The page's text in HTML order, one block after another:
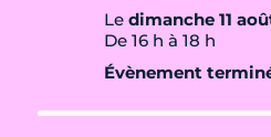
Le dimanche 11
De 16 h à 18 h
Évènement